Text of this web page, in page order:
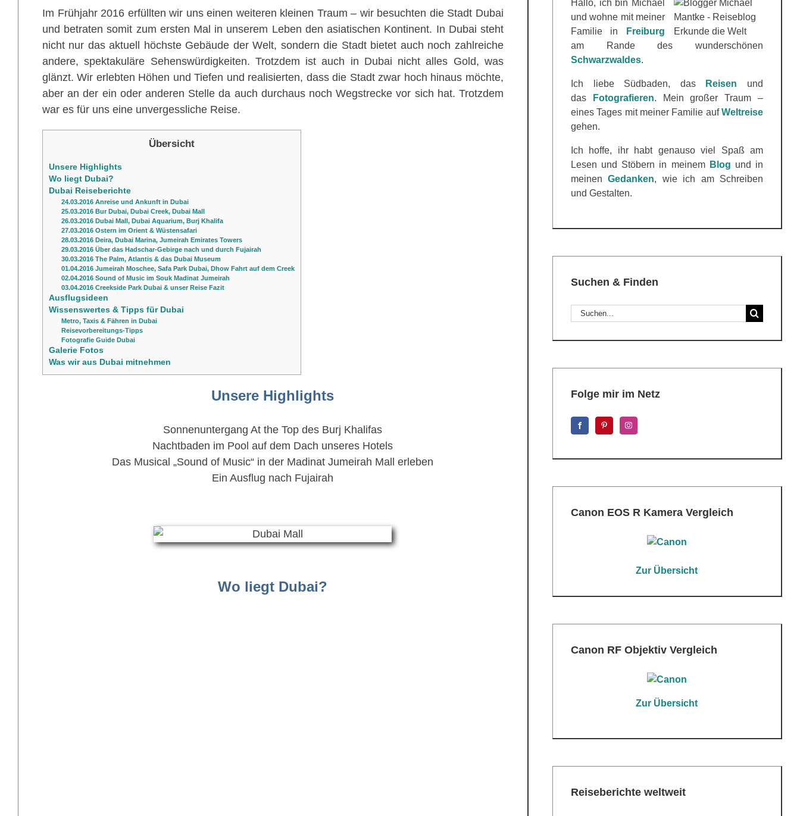
Im Frühjahr 2016 erfüllten wir uns einen weiteren kleinen Traum – wir besuchten die Stadt Dubai
und betraten somit zum ersten Mal in unserem Leben den asiatischen Kontinent. In Dubai steht
nicht nur das aktuell höchste Gebäude der Welt, sondern die Stadt bietet auch noch zahlreiche
andere, spektakuläre Sehenswürdigkeiten. Trotzdem ist auch in Dubai nicht alles Gold, was
glänzt. Wir erlebten Höhen und Tiefen und realisierten, dass die Stadt zwar hoch hinaus möchte,
aber an der ein oder anderen Stelle da auch durchaus noch Wegstrecke vor sich hat. Trotzdem
war es für uns eine unvergessliche Reise.
Übersicht
Unsere Highlights
Wo liegt Dubai?
Dubai Reiseberichte
24.03.2016 Anreise und Ankunft in Dubai
25.03.2016 Bur Dubai, Dubai Creek, Dubai Mall
26.03.2016 Dubai Mall, Dubai Aquarium, Burj Khalifa
27.03.2016 Ostern im Orient & Wüstensafari
28.03.2016 Deira, Dubai Marina, Jumeirah Emirates Towers
29.03.2016 Über das Hadschar-Gebirge nach und durch Fujairah
30.03.2016 The Palm, Atlantis & das Dubai Museum
01.04.2016 Jumeirah Moschee, Safa Park Dubai, Dhow Fahrt auf dem Creek
02.04.2016 Sound of Music im Souk Madinat Jumeirah
03.04.2016 Creekside Park Dubai & unser Reise Fazit
Ausflugsideen
Wissenswertes & Tipps für Dubai
Metro, Taxis & Fähren in Dubai
Reisevorbereitungs-Tipps
Fotografie Guide Dubai
Galerie Fotos
Was wir aus Dubai mitnehmen
Unsere Highlights
Sonnenuntergang At the Top des Burj Khalifas
Nachtbaden im Pool auf dem Dach unseres Hotels
Das Musical „Sound of Music“ in der Madinat Jumeirah Mall erleben
Ein Ausflug nach Fujairah
Wo liegt Dubai?
Hallo, ich bin Michael
und wohne mit meiner
Familie in
Freiburg
am Rande des wunderschönen
Schwarzwaldes.
Ich liebe Südbaden, das Reisen und
das
Fotografieren. Mein großer Traum –
eines Tages mit meiner Familie aufWeltreise
gehen.
Ich hoffe, ihr habt genauso viel Spaß am
Lesen und Stöbern in meinem Blog und in
meinenGedanken, wie ich am Schreiben
und Gestalten.
Suchen & Finden
Suche
nach:
Folge mir im Netz
Canon EOS R Kamera Vergleich
Zur Übersicht
Canon RF Objektiv Vergleich
Zur Übersicht
Reiseberichte weltweit